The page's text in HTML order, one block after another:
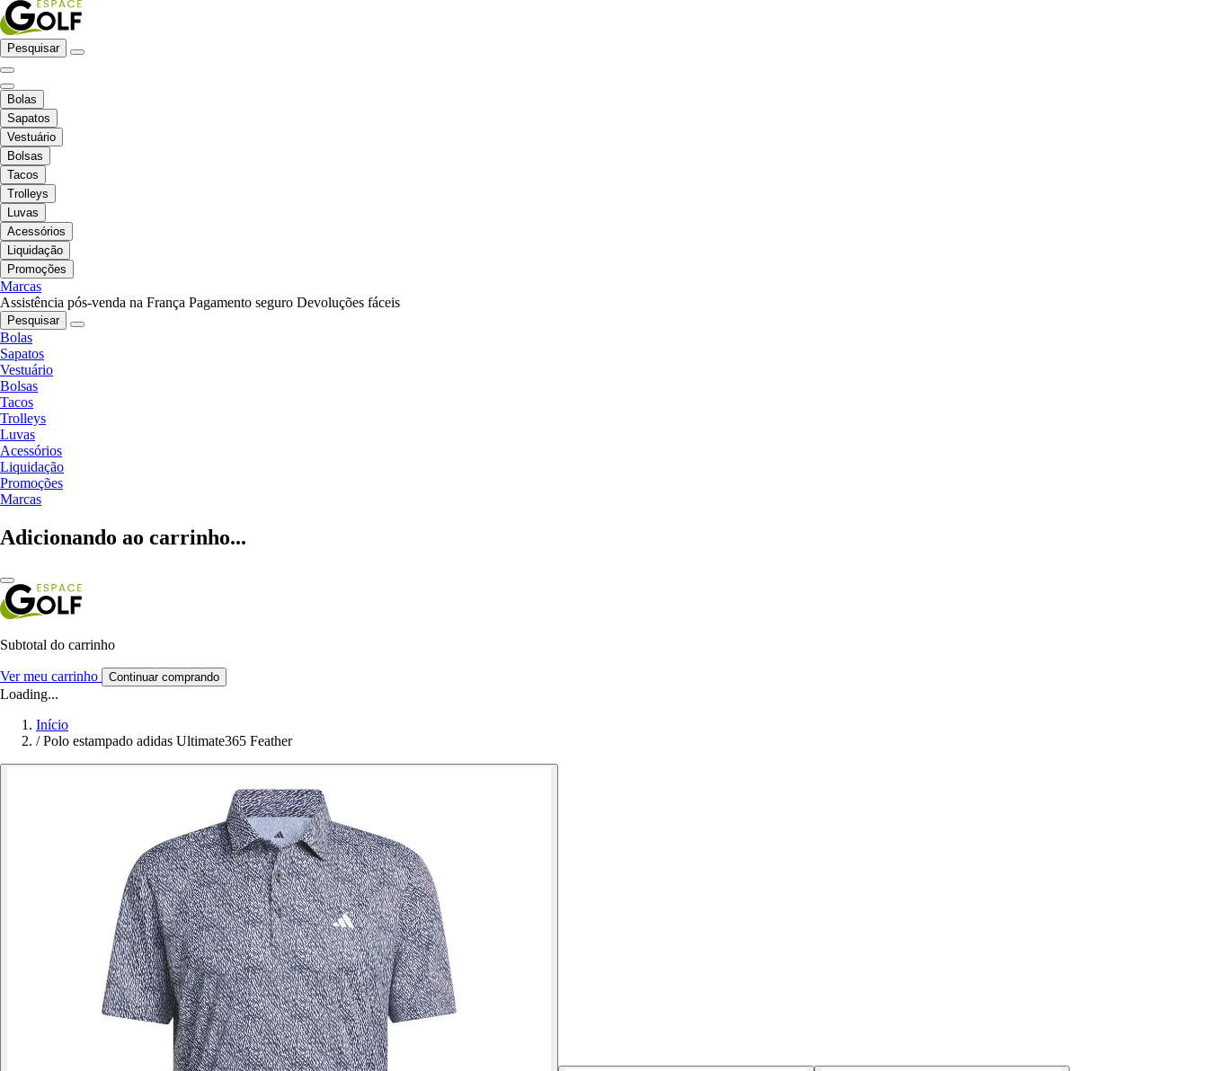
Pesquisar
Bolas
Sapatos
Vestuário
Bolsas
Tacos
Trolleys
Luvas
Acessórios
Liquidação
Promoções
Marcas
Assistência pós-venda na França Pagamento seguro Devoluções fáceis
Pesquisar
Bolas
Sapatos
Vestuário
Bolsas
Tacos
Trolleys
Luvas
Acessórios
Liquidação
Promoções
Marcas
Adicionando ao carrinho...
Subtotal do carrinho
Ver meu carrinho Continuar comprando
Loading...
Início
/ Polo estampado adidas Ultimate365 Feather